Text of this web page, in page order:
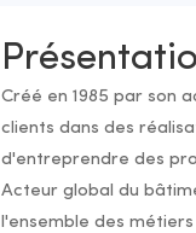
Créé en 1985 par son
clients dans des
d'entreprendre des
Acteur global du
l'ensemble des